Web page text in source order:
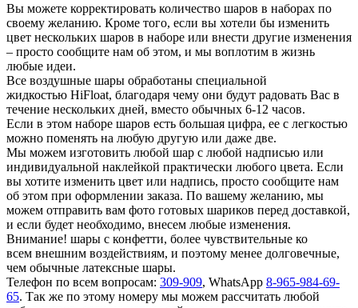
Вы можете корректировать количество шаров в наборах по
своему желанию. Кроме того, если вы хотели бы изменить
цвет нескольких шаров в наборе или внести другие изменения
– просто сообщите нам об этом, и мы воплотим в жизнь
любые идеи.
Все воздушные шары обработаны специальной
жидкостью HiFloat, благодаря чему они будут радовать Вас в
течение нескольких дней, вместо обычных 6-12 часов.
Если в этом наборе шаров есть большая цифра, ее с легкостью
можно поменять на любую другую или даже две.
Мы можем изготовить любой шар с любой надписью или
индивидуальной наклейкой практически любого цвета. Если
вы хотите изменить цвет или надпись, просто сообщите нам
об этом при оформлении заказа. По вашему желанию, мы
можем отправить вам фото готовых шариков перед доставкой,
и если будет необходимо, внесем любые изменения.
Внимание! шары с конфетти, более чувствительные ко
всем внешним воздействиям, и поэтому менее долговечные,
чем обычные латексные шары.
Телефон по всем вопросам: 309-909, WhatsApp 8-965-984-69-
65. Так же по этому номеру мы можем рассчитать любой